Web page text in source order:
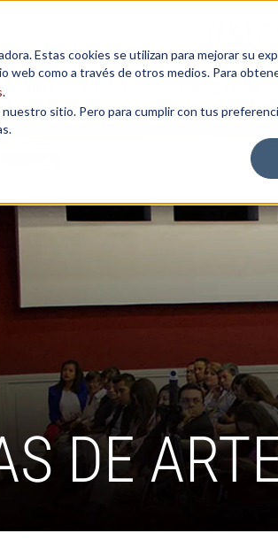
Estas cookies se utilizan para mejorar su
web como a través de otros medios. Para
.
sitio. Pero para cumplir con tus
DE